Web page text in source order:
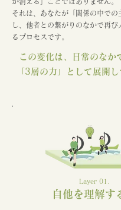
それは、あなたが「関係の中での
し、他者との繋がりのなかで再び
るプロセスです。
この変化は、日常のなか
「3層の力」として展開し
Layer 01.
自他を理解す